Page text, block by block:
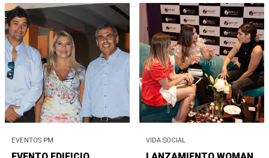
EVENTOS PM VIDA SOCIAL